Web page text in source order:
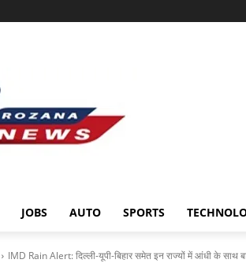
JOBS AUTO SPORTS
IMD Rain Alert: दिल्ली-यूपी-बिहार समेत इन राज्यों में आंधी के साथ